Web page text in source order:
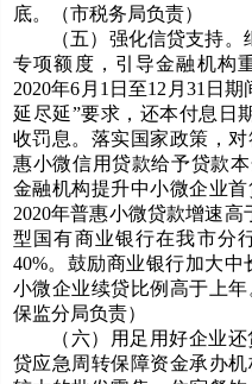
底。（市税务局负责）
（五）强化信贷支持
专项额度，引导金融机构
2020年6月1日至12月31日
延尽延”要求，还本付息日
收罚息。落实国家政策，
惠小微信用贷款给予贷款
金融机构提升中小微企业
2020年普惠小微贷款增速
型国有商业银行在我市分
40%。鼓励商业银行加大
小微企业续贷比例高于上
保监分局负责）
（六）用足用好企业
贷应急周转保障资金承办